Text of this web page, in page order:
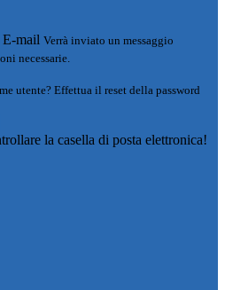
E-mail Verrà inviato un messaggio
necessarie.
utente? Effettua il reset della password
la casella di posta elettronica!